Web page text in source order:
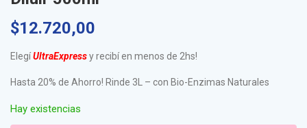
$12.720,00
ElegíUltraExpressy recibí en menos de 2hs!
Hasta 20% de Ahorro! Rinde 3L – con Bio-Enzimas Naturales
Hay existencias